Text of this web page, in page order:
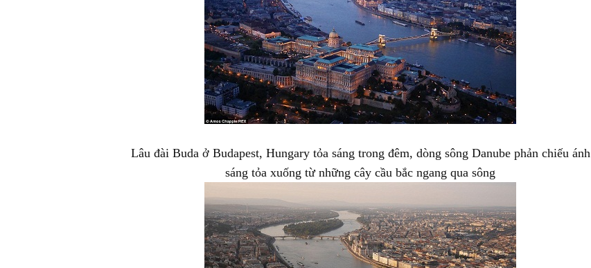
Lâu đài Buda ở Budapest, Hungary tỏa sáng trong đêm, dòng sông Danube phản chiếu ánh
sáng tỏa xuống từ những cây cầu bắc ngang qua sông